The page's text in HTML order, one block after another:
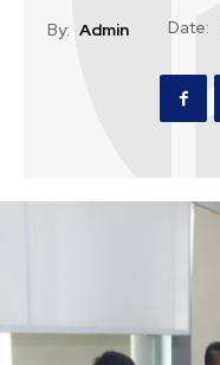
By: Admin Date: